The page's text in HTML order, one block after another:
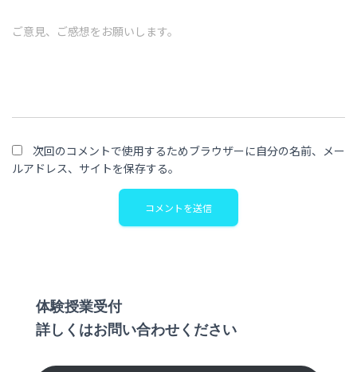
ご意見、ご感想をお願いします。
次回のコメントで使用するためブラウザーに自分の名前、メー
ルアドレス、サイトを保存する。
体験授業受付
詳しくはお問い合わせください